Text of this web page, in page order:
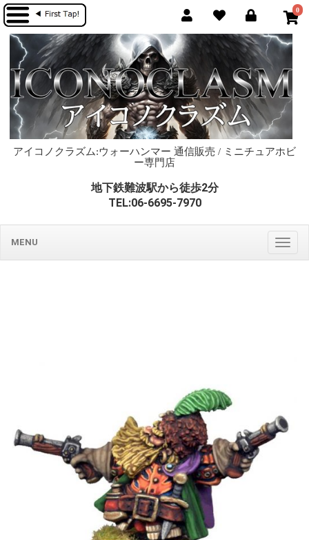
0
アイコノクラズム:ウォーハンマー 通信販売 / ミニチュアホビ
ー専門店
地下鉄難波駅から徒歩2分
TEL:06-6695-7970
MENU